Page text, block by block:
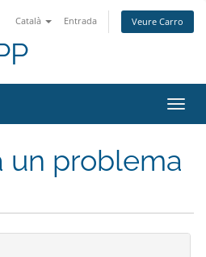
Català Entrada Veure Carro
la
un problema